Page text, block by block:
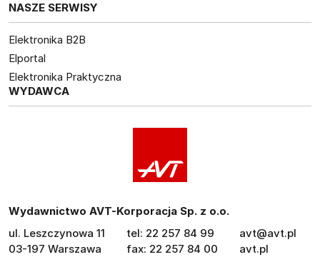
NASZE SERWISY
Elektronika B2B
Elportal
Elektronika Praktyczna
WYDAWCA
Wydawnictwo AVT-Korporacja Sp. z o.o.
ul. Leszczynowa 11
03-197 Warszawa
tel: 22 257 84 99
fax: 22 257 84 00
avt@avt.pl
avt.pl